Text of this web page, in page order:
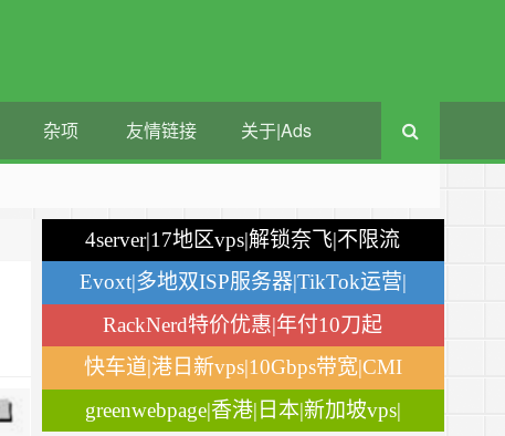
杂项 友情链接 关于|Ads
4server|17地区vps|解锁奈飞|不限流
量
Evoxt|多地双ISP服务器|TikTok运营|
月付$2.84
RackNerd特价优惠|年付10刀起
快车道|港日新vps|10Gbps带宽|CMI
greenwebpage|香港|日本|新加坡vps|